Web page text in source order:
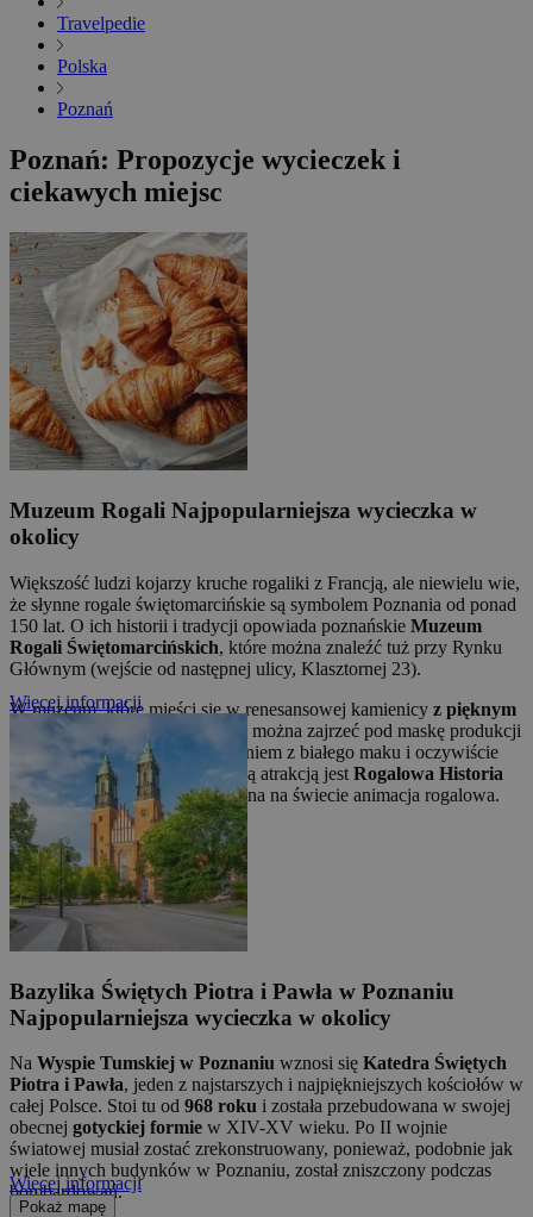
Travelpedie
Polska
Poznań
Poznań: Propozycje wycieczek i
ciekawych miejsc
Muzeum Rogali Najpopularniejsza wycieczka w
okolicy
Większość ludzi kojarzy kruche rogaliki z Francją, ale niewielu wie,
że słynne rogale świętomarcińskie są symbolem Poznania od ponad
150 lat. O ich historii i tradycji opowiada poznańskie Muzeum
Rogali Świętomarcińskich, które można znaleźć tuż przy Rynku
Głównym (wejście od następnej ulicy, Klasztornej 23).
W muzeum, które mieści się w renesansowej kamienicy z pięknym
widokiem na centrum miasta
, można zajrzeć pod maskę produkcji
tradycyjnych słodyczy z nadzieniem z białego maku i oczywiście
skosztować ich tutaj. Szczególną atrakcją jest Rogalowa Historia
Poznania
, czyli pierwsza i jedyna na świecie animacja rogalowa.
Więcej informacji
Bazylika Świętych Piotra i Pawła w Poznaniu
Najpopularniejsza wycieczka w okolicy
Na Wyspie Tumskiej w Poznaniu wznosi się Katedra Świętych
Piotra i Pawła, jeden z najstarszych i najpiękniejszych kościołów w
całej Polsce. Stoi tu od 968 roku i została przebudowana w swojej
obecnej gotyckiej formie w XIV-XV wieku. Po II wojnie
światowej musiał zostać zrekonstruowany, ponieważ, podobnie jak
wiele innych budynków w Poznaniu, został zniszczony podczas
bombardowań.
Więcej informacji
Pokaż mapę